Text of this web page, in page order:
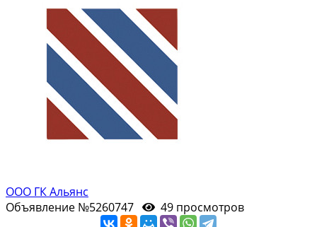
ООО ГК Альянс
Объявление №5260747
49 просмотров